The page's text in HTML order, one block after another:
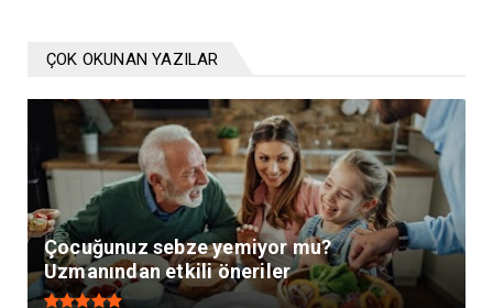
ÇOK OKUNAN YAZILAR
Çocuğunuz sebze yemiyor mu?
Uzmanından etkili öneriler